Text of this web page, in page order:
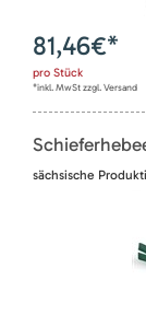
81,46€*
pro Stück
*inkl. MwSt zzgl. Versand
sächsische